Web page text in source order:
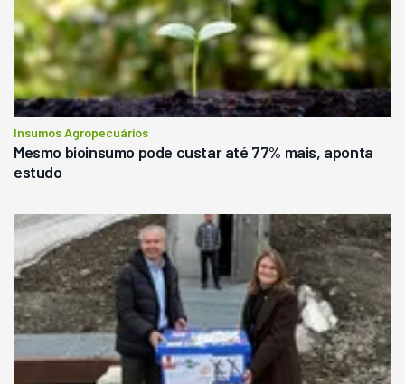
Insumos Agropecuários
Mesmo bioinsumo pode custar até 77% mais, aponta
estudo